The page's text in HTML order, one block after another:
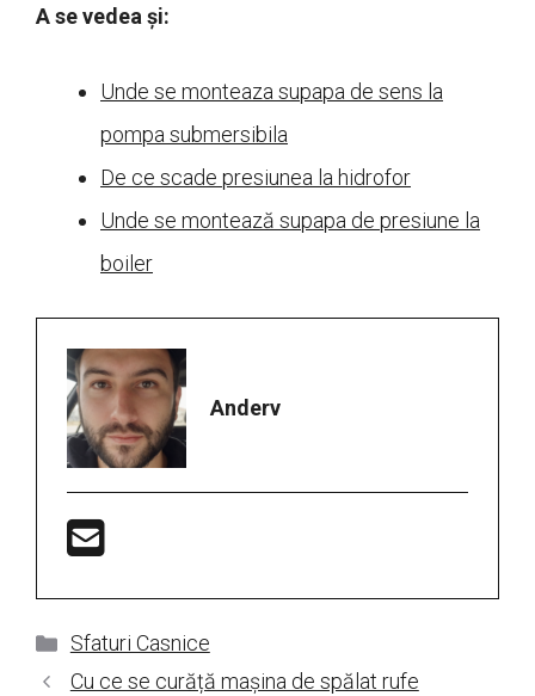
A se vedea și:
Unde se monteaza supapa de sens la
pompa submersibila
De ce scade presiunea la hidrofor
Unde se montează supapa de presiune la
boiler
Anderv
Categorii
Sfaturi Casnice
Cu ce se curăță mașina de spălat rufe